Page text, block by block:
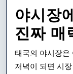
야시장
진짜 매
태국의 야시장은
저녁이 되면 시